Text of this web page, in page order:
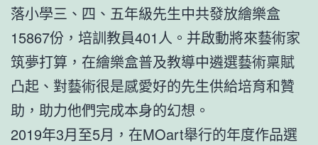
落小學三、四、五年級先生中共發放繪樂盒
15867份，培訓教員401人。并啟動將來藝術家
筑夢打算，在繪樂盒普及教導中遴選藝術稟賦
凸起、對藝術很是感愛好的先生供給培育和贊
助，助力他們完成本身的幻想。
2019年3月至5月，在MOart舉行的年度作品選